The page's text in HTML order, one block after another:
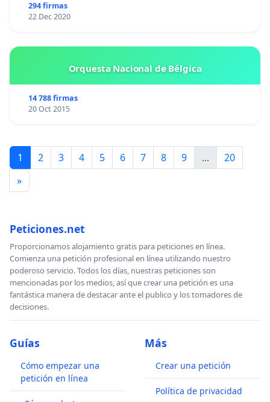
294 firmas
22 Dec 2020
Orquesta Nacional de Bélgica
14 788 firmas
20 Oct 2015
1 2 3 4 5 6 7 8 9 ...
20
»
Peticiones.net
Proporcionamos alojamiento gratis para peticiones en línea.
Comienza una petición profesional en línea utilizando nuestro
poderoso servicio. Todos los días, nuestras peticiones son
mencionadas por los medios, así que crear una petición es una
fantástica manera de destacar ante el publico y los tomadores de
decisiones.
Guías
Cómo empezar una
petición en línea
Más
Crear una petición
Política de privacidad